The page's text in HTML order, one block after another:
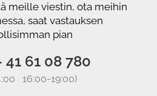
meille viestin, ota meihin
saat vastauksen
pian
41 61 08 780
16:00-19:00)